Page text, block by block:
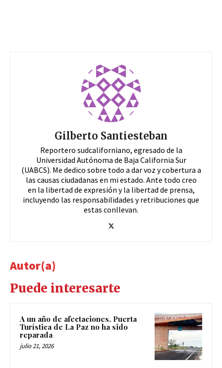
Gilberto Santiesteban
Reportero sudcaliforniano, egresado de la
Universidad Autónoma de Baja California Sur
(UABCS). Me dedico sobre todo a dar voz y cobertura a
las causas ciudadanas en mi estado. Ante todo creo
en la libertad de expresión y la libertad de prensa,
incluyendo las responsabilidades y retribuciones que
estas conllevan.
Autor(a)
Puede interesarte
A un año de afectaciones, Puerta
Turística de La Paz no ha sido
reparada
julio 21, 2026